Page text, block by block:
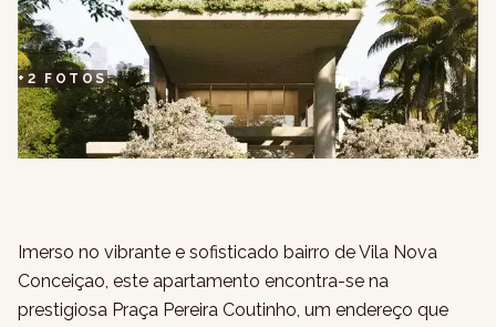
+ 2 FOTOS
Imerso no vibrante e sofisticado bairro de Vila Nova
Conceiçao, este apartamento encontra-se na
prestigiosa Praça Pereira Coutinho, um endereço que